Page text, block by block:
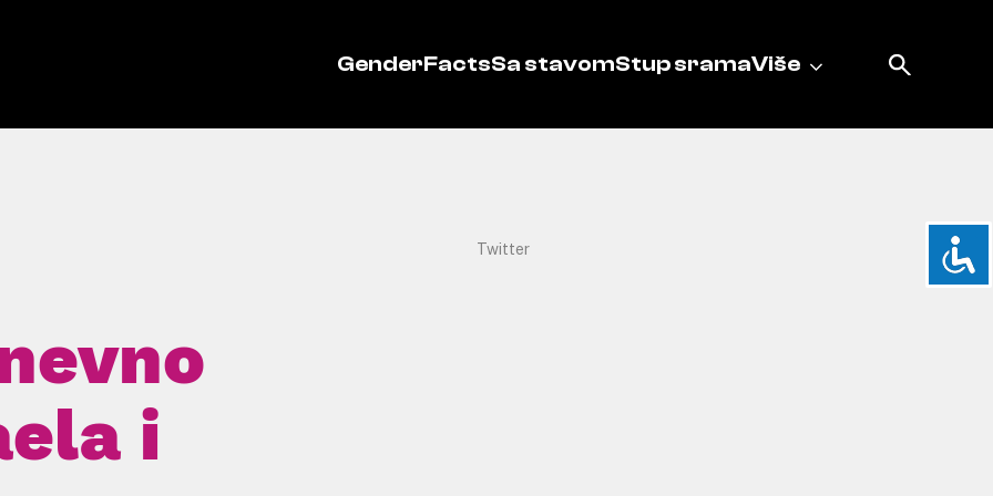
GenderFactsSa stavomStup sramaViše
i
Twitter